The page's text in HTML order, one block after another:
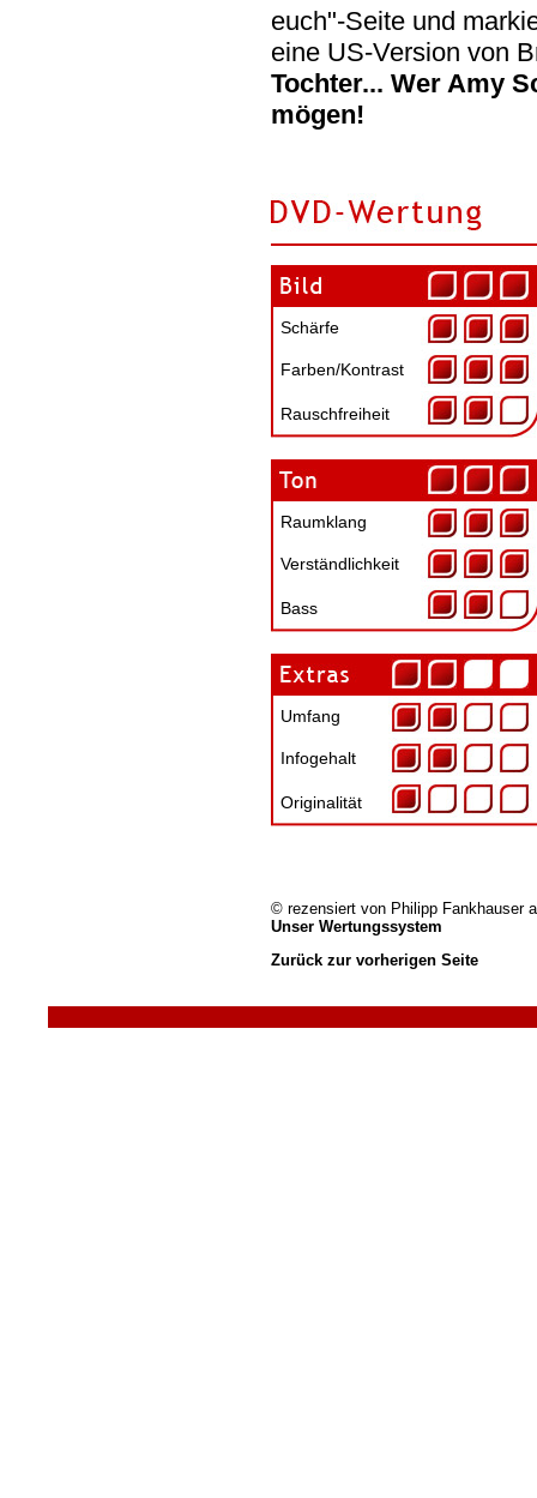
euch"-Seite und
eine US-Version von
Tochter... Wer Amy
mögen!
Schärfe
Farben/Kontrast
Rauschfreiheit
Raumklang
Verständlichkeit
Bass
Umfang
Infogehalt
Originalität
© rezensiert von Philipp Fankhauser
Unser Wertungssystem
Zurück zur vorherigen Seite